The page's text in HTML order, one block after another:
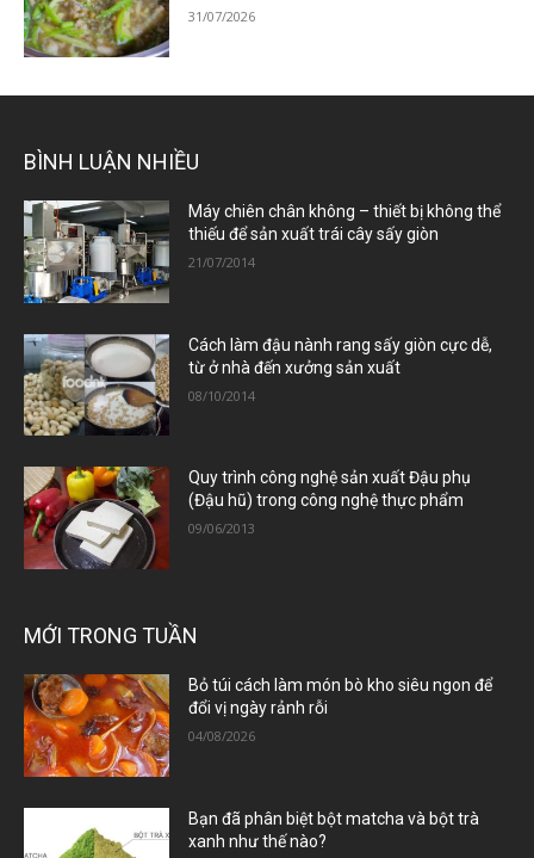
31/07/2026
BÌNH LUẬN NHIỀU
Máy chiên chân không – thiết bị không thể
thiếu để sản xuất trái cây sấy giòn
21/07/2014
Cách làm đậu nành rang sấy giòn cực dễ,
từ ở nhà đến xưởng sản xuất
08/10/2014
Quy trình công nghệ sản xuất Đậu phụ
(Đậu hũ) trong công nghệ thực phẩm
09/06/2013
MỚI TRONG TUẦN
Bỏ túi cách làm món bò kho siêu ngon để
đổi vị ngày rảnh rỗi
04/08/2026
Bạn đã phân biệt bột matcha và bột trà
xanh như thế nào?